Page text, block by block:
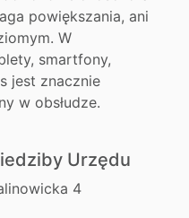
powiększania, ani
W
smartfony,
jest znacznie
w obsłudze.
Urzędu
4